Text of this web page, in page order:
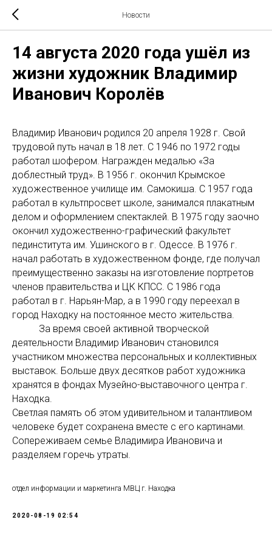
Новости
14 августа 2020 года ушёл из
жизни художник Владимир
Иванович Королёв
Владимир Иванович родился 20 апреля 1928 г. Свой
трудовой путь начал в 18 лет. С 1946 по 1972 годы
работал шофером. Награжден медалью «За
доблестный труд». В 1956 г. окончил Крымское
художественное училище им. Самокиша. С 1957 года
работал в культпросвет школе, занимался плакатным
делом и оформлением спектаклей. В 1975 году заочно
окончил художественно-графический факультет
пединститута им. Ушинского в г. Одессе. В 1976 г.
начал работать в художественном фонде, где получал
преимущественно заказы на изготовление портретов
членов правительства и ЦК КПСС. С 1986 года
работал в г. Нарьян-Мар, а в 1990 году переехал в
город Находку на постоянное место жительства.
За время своей активной творческой
деятельности Владимир Иванович становился
участником множества персональных и коллективных
выставок. Больше двух десятков работ художника
хранятся в фондах Музейно-выставочного центра г.
Находка.
Светлая память об этом удивительном и талантливом
человеке будет сохранена вместе с его картинами.
Сопереживаем семье Владимира Ивановича и
разделяем горечь утраты.
отдел информации и маркетинга МВЦ г. Находка
2020-08-19 02:54